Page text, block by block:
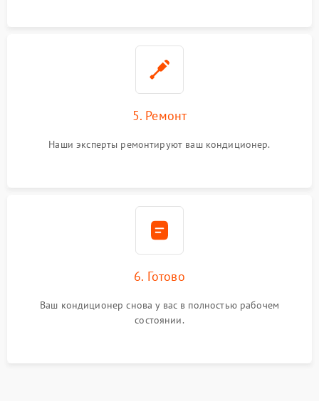
5. Ремонт
Наши эксперты ремонтируют ваш кондиционер.
6. Готово
Ваш кондиционер снова у вас в полностью рабочем
состоянии.